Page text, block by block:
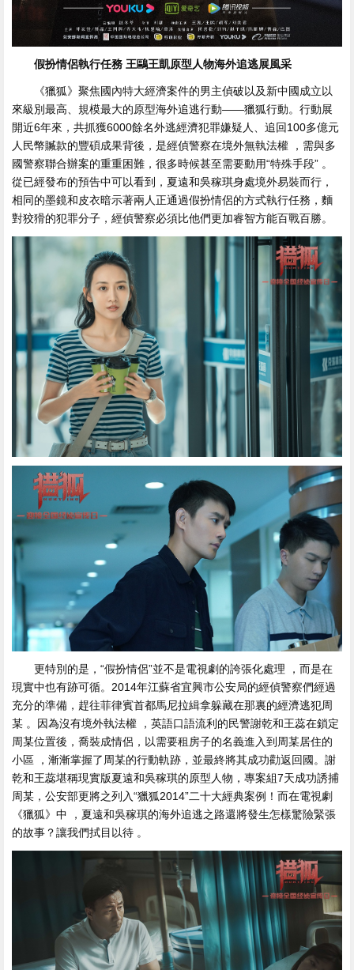
假扮情侶執行任務 王鷗王凱原型人物海外追逃展風采
《獵狐》聚焦國內特大經濟案件的男主偵破以及新中國成立以
來級別最高、規模最大的原型海外追逃行動——獵狐行動 。行動展
開近6年來，共抓獲6000餘名外逃經濟犯罪嫌疑人、追回100多億元
人民幣贓款的豐碩成果背後，是經偵警察在境外無執法權  ，需與多
國警察聯合辦案的重重困難 ，很多時候甚至需要動用“特殊手段” 。
從已經發布的預告中可以看到，夏遠和吳稼琪身處境外易裝而行 ，
相同的墨鏡和皮衣暗示著兩人正通過假扮情侶的方式執行任務，麵
對狡猾的犯罪分子，經偵警察必須比他們更加睿智方能百戰百勝。
更特別的是，“假扮情侶”並不是電視劇的誇張化處理 ，而是在
現實中也有跡可循 。2014年江蘇省宜興市公安局的經偵警察們經過
充分的準備，趕往菲律賓首都馬尼拉緝拿躲藏在那裏的經濟逃犯周
某 。因為沒有境外執法權 ，英語口語流利的民警謝乾和王蕊在鎖定
周某位置後 ，喬裝成情侶，以需要租房子的名義進入到周某居住的
小區 ，漸漸掌握了周某的行動軌跡，並最終將其成功勸返回國。謝
乾和王蕊堪稱現實版夏遠和吳稼琪的原型人物，專案組7天成功誘捕
周某 ，公安部更將之列入“獵狐2014”二十大經典案例！而在電視劇
《獵狐》中 ，夏遠和吳稼琪的海外追逃之路還將發生怎樣驚險緊張
的故事 ？讓我們拭目以待 。